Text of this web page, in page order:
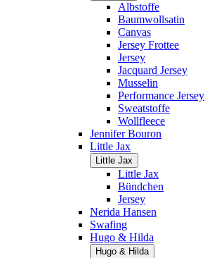
Albstoffe
Baumwollsatin
Canvas
Jersey Frottee
Jersey
Jacquard Jersey
Musselin
Performance Jersey
Sweatstoffe
Wollfleece
Jennifer Bouron
Little Jax
Little Jax
Little Jax
Bündchen
Jersey
Nerida Hansen
Swafing
Hugo & Hilda
Hugo & Hilda